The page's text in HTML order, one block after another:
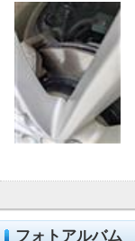
フォトアルバム